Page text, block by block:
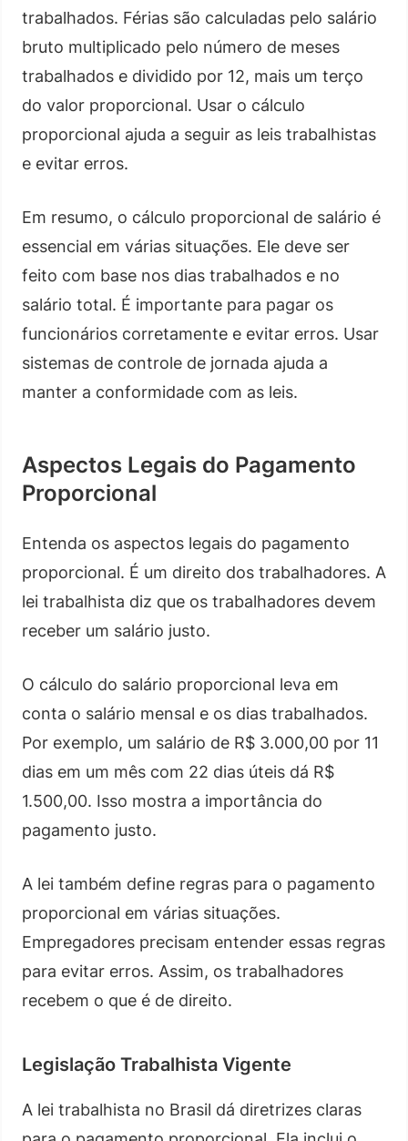
trabalhados. Férias são calculadas pelo salário
bruto multiplicado pelo número de meses
trabalhados e dividido por 12, mais um terço
do valor proporcional. Usar o cálculo
proporcional ajuda a seguir as leis trabalhistas
e evitar erros.
Em resumo, o cálculo proporcional de salário é
essencial em várias situações. Ele deve ser
feito com base nos dias trabalhados e no
salário total. É importante para pagar os
funcionários corretamente e evitar erros. Usar
sistemas de controle de jornada ajuda a
manter a conformidade com as leis.
Aspectos Legais do Pagamento
Proporcional
Entenda os aspectos legais do pagamento
proporcional. É um direito dos trabalhadores. A
lei trabalhista diz que os trabalhadores devem
receber um salário justo.
O cálculo do salário proporcional leva em
conta o salário mensal e os dias trabalhados.
Por exemplo, um salário de R$ 3.000,00 por 11
dias em um mês com 22 dias úteis dá R$
1.500,00. Isso mostra a importância do
pagamento justo.
A lei também define regras para o pagamento
proporcional em várias situações.
Empregadores precisam entender essas regras
para evitar erros. Assim, os trabalhadores
recebem o que é de direito.
Legislação Trabalhista Vigente
A lei trabalhista no Brasil dá diretrizes claras